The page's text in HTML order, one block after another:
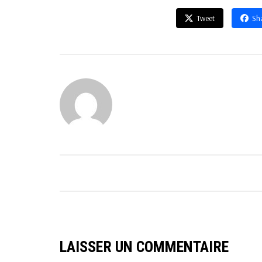
Tweet
LAISSER UN COMMENTAIRE